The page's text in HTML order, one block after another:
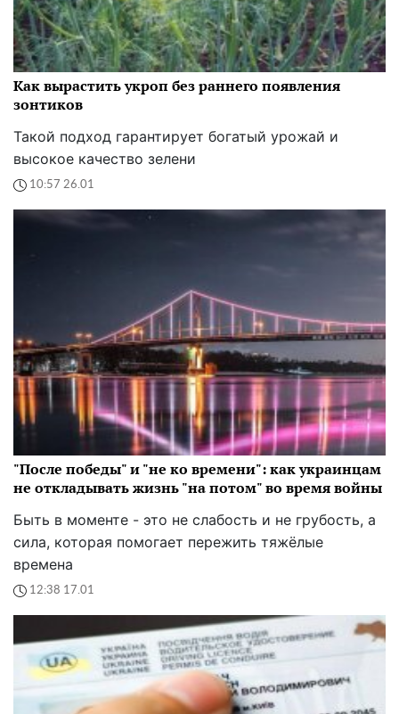
Как вырастить укроп без раннего появления
зонтиков
Такой подход гарантирует богатый урожай и
высокое качество зелени
10:57 26.01
"После победы" и "не ко времени": как украинцам
не откладывать жизнь "на потом" во время войны
Быть в моменте - это не слабость и не грубость, а
сила, которая помогает пережить тяжёлые
времена
12:38 17.01